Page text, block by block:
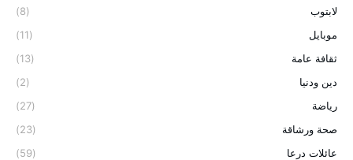
لابتوب
(8)
موبايل
(11)
ثقافة عامة
(13)
دين ودنيا
(2)
رياضة
(27)
صحة ورشاقة
(23)
عائلات درعا
(59)